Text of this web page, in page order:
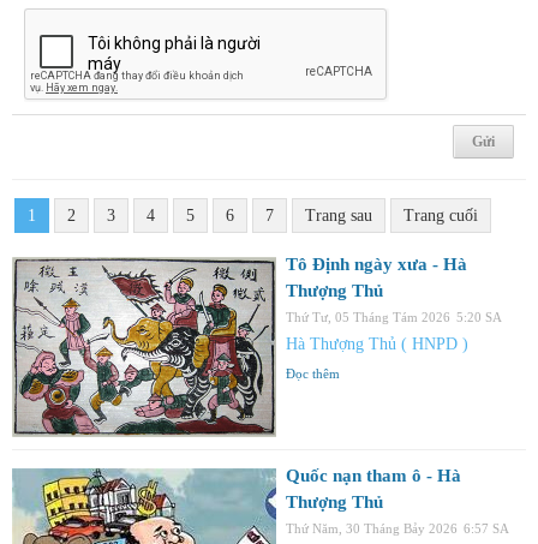
1 2 3 4 5 6 7 Trang sau Trang cuối
Tô Định ngày xưa - Hà
Thượng Thủ
Thứ Tư, 05 Tháng Tám 2026 5:20 SA
Hà Thượng Thủ ( HNPD )
Đọc thêm
Quốc nạn tham ô - Hà
Thượng Thủ
Thứ Năm, 30 Tháng Bảy 2026 6:57 SA